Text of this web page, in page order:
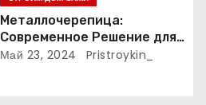
Металлочерепица:
Современное Решение для
Крыши
Май 23, 2024 Pristroykin_